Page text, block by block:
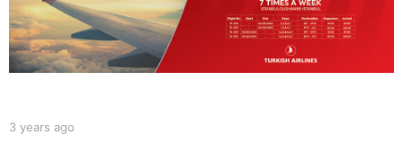
r
s
a
o
b
3 years ago